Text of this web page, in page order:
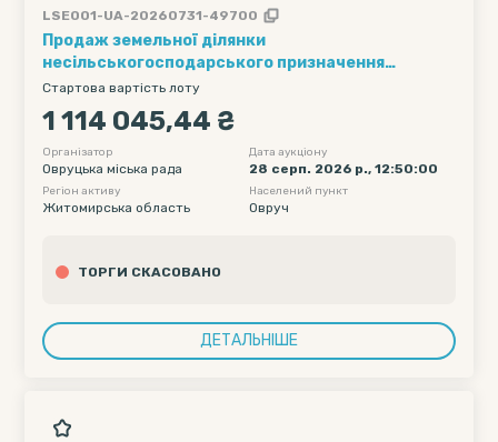
LSE001-UA-20260731-49700
Продаж земельної ділянки
несільськогосподарського призначення
площею 0,7179 га, кадастровий номер:
1824281900:08:000:0049, що розташована по
вулиці Ващука, м. Овруч, Коростенський район,
Житомирська область, категорія земель – землі
житлової та громадської забудови, цільове
призначення - для будівництва та
обслуговування будівель торгівлі (КВЦПЗ 03.07)
Стартова вартість лоту
1 114 045,44 ₴
Організатор
Овруцька міська рада
Дата аукціону
28 серп. 2026 р., 12:50:00
Регіон активу
Житомирська область
Населений пункт
Овруч
ТОРГИ СКАСОВАНО
ДЕТАЛЬНІШЕ